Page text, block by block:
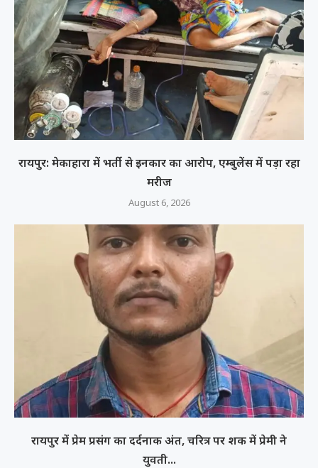
रायपुर: मेकाहारा में भर्ती से इनकार का आरोप, एम्बुलेंस में पड़ा रहा
मरीज
August 6, 2026
रायपुर में प्रेम प्रसंग का दर्दनाक अंत, चरित्र पर शक में प्रेमी ने
युवती...